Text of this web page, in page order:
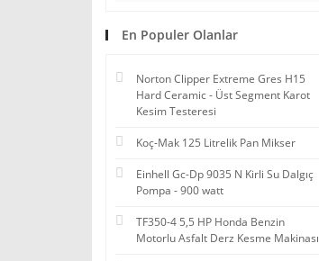
En Populer Olanlar
Norton Clipper Extreme Gres H15
Hard Ceramic - Üst Segment Karot
Kesim Testeresi
Koç-Mak 125 Litrelik Pan Mikser
Einhell Gc-Dp 9035 N Kirli Su Dalgıç
Pompa - 900 watt
TF350-4 5,5 HP Honda Benzin
Motorlu Asfalt Derz Kesme Makinası